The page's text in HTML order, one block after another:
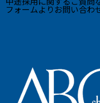
フォームよりお問い合わ